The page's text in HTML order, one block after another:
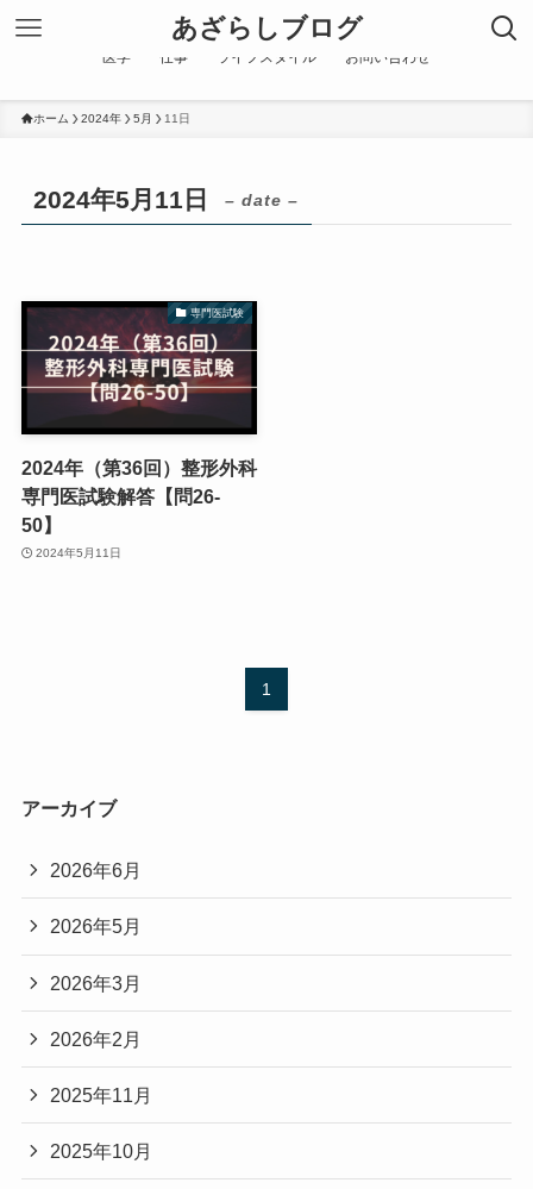
あざらしブログ
医学 仕事 ライフスタイル お問い合わせ
ホーム 2024年 5月 11日
2024年5月11日 – date –
専門医試験
2024年（第36回）整形外科
専門医試験解答【問26-
50】
2024年5月11日
1
アーカイブ
2026年6月
2026年5月
2026年3月
2026年2月
2025年11月
2025年10月